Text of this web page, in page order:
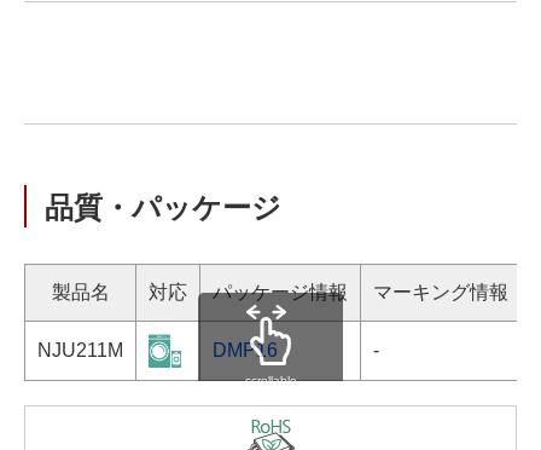
品質・パッケージ
製品名 対応 パッケージ情報 マーキング情報
NJU211M DMP16 -
scrollable